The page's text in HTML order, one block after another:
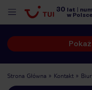
30 lat
w Polsce
Strona Główna Kontakt